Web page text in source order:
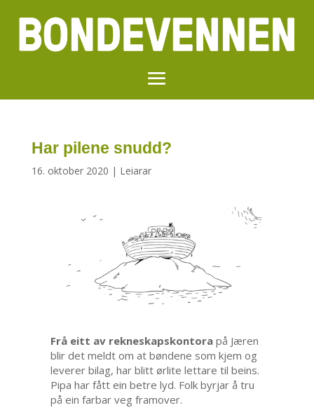
Har pilene snudd?
16. oktober 2020 | Leiarar
Frå eitt av rekneskapskontora på Jæren
blir det meldt om at bøndene som kjem og
leverer bilag, har blitt ørlite lettare til beins.
Pipa har fått ein betre lyd. Folk byrjar å tru
på ein farbar veg framover.